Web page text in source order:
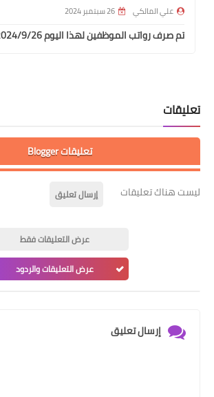
علي المالكي 26 سبتمبر 2024
تم صرف رواتب الموظفين لهذا اليوم 2024/9/26
تعليقات
تعليقات Blogger
ليست هناك تعليقات إرسال تعليق
عرض التعليقات فقط
عرض التعليقات والردود
إرسال تعليق